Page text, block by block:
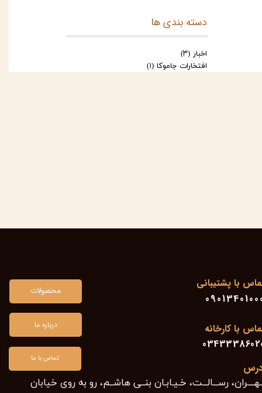
دسته بندی ها
اخبار (۳)
افتخارات جاموکا (۱)
با پشتیبانی
با کارخانه
رســـالـــت، خـیـابـان بنــی هاشــم، رو به روی خیابان
محصولات
درباره ما
تماس با ما